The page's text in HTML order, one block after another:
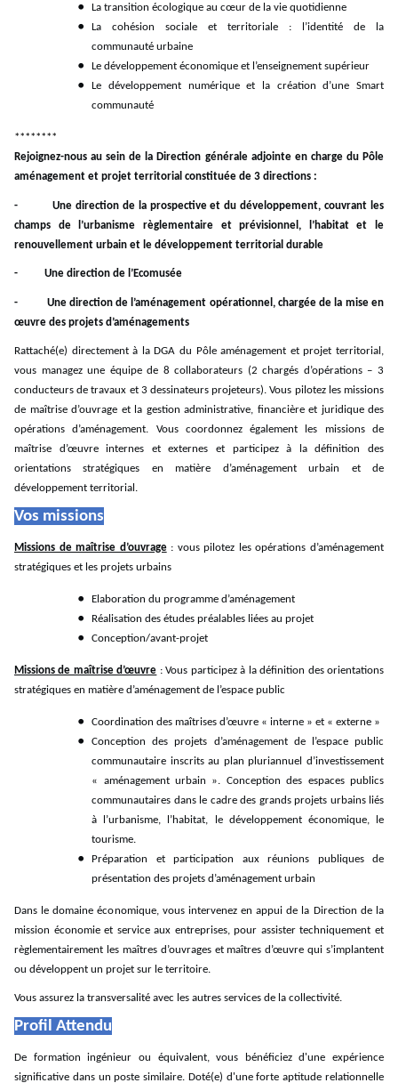
La transition écologique au cœur de la vie quotidienne
La cohésion sociale et territoriale : l’identité de la
communauté urbaine
Le développement économique et l’enseignement supérieur
Le développement numérique et la création d’une Smart
communauté
********
Rejoignez-nous au sein de la Direction générale adjointe en charge du Pôle
aménagement et projet territorial constituée de 3 directions :
- Une direction de la prospective et du développement, couvrant les
champs de l’urbanisme règlementaire et prévisionnel, l’habitat et le
renouvellement urbain et le développement territorial durable
- Une direction de l’Ecomusée
- Une direction de l’aménagement opérationnel, chargée de la mise en
œuvre des projets d’aménagements
Rattaché(e) directement à la DGA du Pôle aménagement et projet territorial,
vous managez une équipe de 8 collaborateurs (2 chargés d’opérations – 3
conducteurs de travaux et 3 dessinateurs projeteurs). Vous pilotez les missions
de maîtrise d’ouvrage et la gestion administrative, financière et juridique des
opérations d’aménagement. Vous coordonnez également les missions de
maîtrise d’œuvre internes et externes et participez à la définition des
orientations stratégiques en matière d’aménagement urbain et de
développement territorial.
Vos missions
Missions de maîtrise d’ouvrage: vous pilotez les opérations d’aménagement
stratégiques et les projets urbains
Elaboration du programme d’aménagement
Réalisation des études préalables liées au projet
Conception/avant-projet
Missions de maîtrise d’œuvre : Vous participez à la définition des orientations
stratégiques en matière d’aménagement de l’espace public
Coordination des maîtrises d’œuvre « interne » et « externe »
Conception des projets d’aménagement de l’espace public
communautaire inscrits au plan pluriannuel d’investissement
« aménagement urbain ». Conception des espaces publics
communautaires dans le cadre des grands projets urbains liés
à l’urbanisme, l’habitat, le développement économique, le
tourisme.
Préparation et participation aux réunions publiques de
présentation des projets d’aménagement urbain
Dans le domaine économique, vous intervenez en appui de la Direction de la
mission économie et service aux entreprises, pour assister techniquement et
règlementairement les maîtres d’ouvrages et maîtres d’œuvre qui s’implantent
ou développent un projet sur le territoire.
Vous assurez la transversalité avec les autres services de la collectivité.
Profil Attendu
De formation ingénieur ou équivalent, vous bénéficiez d'une expérience
significative dans un poste similaire. Doté(e) d'une forte aptitude relationnelle